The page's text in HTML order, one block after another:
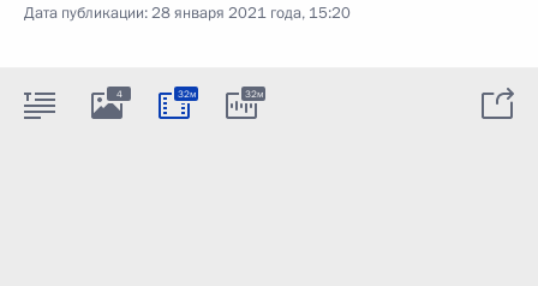
Дата публикации:28 января 2021 года, 15:20
4 32м 32м